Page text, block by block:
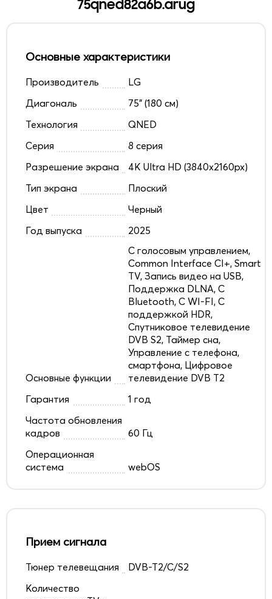
75qned82a6b.arug
Основные характеристики
Производитель
LG
Диагональ
75" (180 см)
Технология
QNED
Серия
8 серия
Разрешение экрана
4K Ultra HD (3840x2160px)
Тип экрана
Плоский
Цвет
Черный
Год выпуска
2025
Основные функции
C голосовым управлением,
Common Interface CI+, Smart
TV, Запись видео на USB,
Поддержка DLNA, С
Bluetooth, С WI-FI, С
поддержкой HDR,
Спутниковое телевидение
DVB S2, Таймер сна,
Управление с телефона,
смартфона, Цифровое
телевидение DVB T2
Гарантия
1 год
Частота обновления
кадров
60 Гц
Операционная
система
webOS
Прием сигнала
Тюнер телевещания
DVB-T2/C/S2
Количество